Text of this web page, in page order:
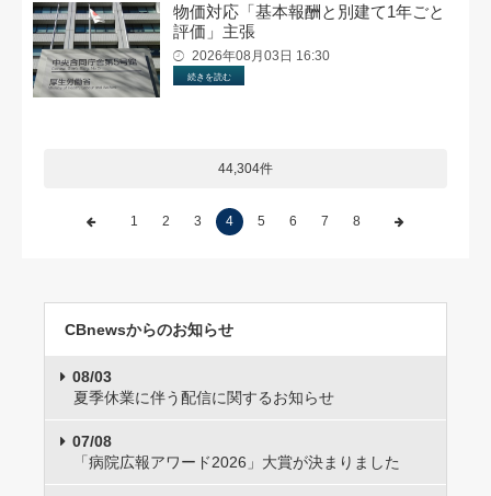
物価対応「基本報酬と別建て1年ごと
評価」主張
2026年08月03日 16:30
続きを読む
44,304件
1 2 3 4 5 6 7 8
CBnewsからのお知らせ
08/03
夏季休業に伴う配信に関するお知らせ
07/08
「病院広報アワード2026」大賞が決まりました